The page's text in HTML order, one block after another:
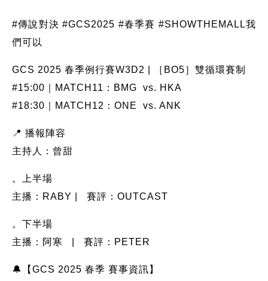
#傳說對決 #GCS2025 #春季賽 #SHOWTHEMALL我
們可以
GCS 2025 春季例行賽W3D2 | ［BO5］雙循環賽制
#15:00｜MATCH11：BMG vs. HKA
#18:30｜MATCH12：ONE vs. ANK
📍 播報陣容
主持人：曾甜
。上半場
主播：RABY | 賽評：OUTCAST
。下半場
主播：阿寒 | 賽評：PETER
🔔【GCS 2025 春季 賽事資訊】